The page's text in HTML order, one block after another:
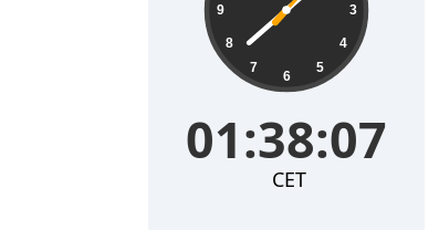
3
4
5
6
7
8
9
01:38:07
CET